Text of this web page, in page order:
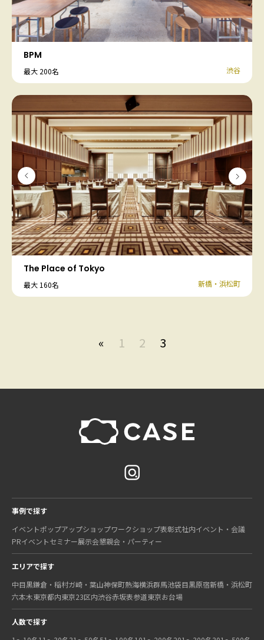
BPM
最大 200名 渋谷
The Place of Tokyo
最大 160名 新橋・浜松町
« 1 2 3
事例で探す
イベントポップアップショップワークショップ表彰式社内イベント・会議
PRイベントセミナー展示会懇親会・パーティー
エリアで探す
中目黒鎌倉・稲村ガ崎・葉山神保町熱海横浜群馬池袋目黒原宿新橋・浜松町
六本木東京都内東京23区内渋谷赤坂表参道東京お台場
人数で探す